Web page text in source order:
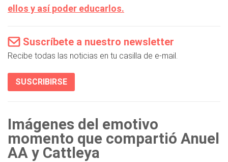
ellos y así poder educarlos.
Suscríbete a nuestro newsletter
Recibe todas las noticias en tu casilla de e-mail.
SUSCRIBIRSE
Imágenes del emotivo
momento que compartió Anuel
AA y Cattleya